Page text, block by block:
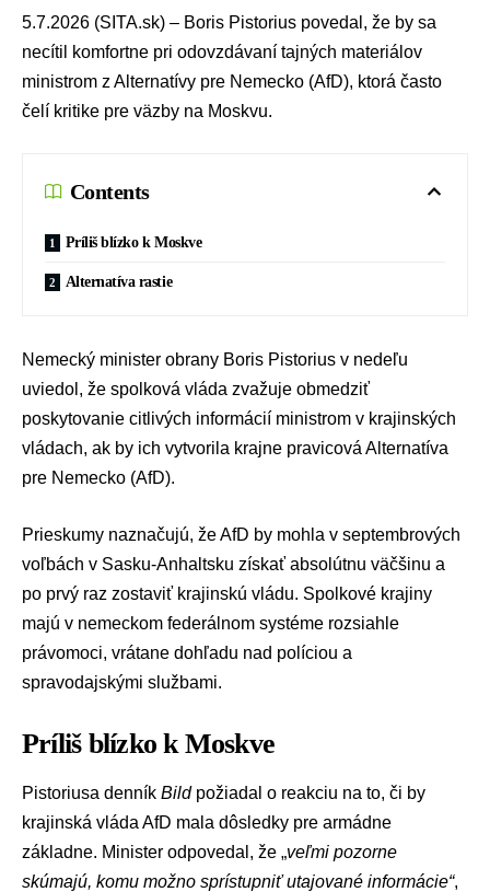
5.7.2026 (SITA.sk) – Boris Pistorius povedal, že by sa
necítil komfortne pri odovzdávaní tajných materiálov
ministrom z Alternatívy pre Nemecko (AfD), ktorá často
čelí kritike pre väzby na Moskvu.
Contents
Príliš blízko k Moskve
Alternatíva rastie
Nemecký minister obrany Boris Pistorius v nedeľu
uviedol, že spolková vláda zvažuje obmedziť
poskytovanie citlivých informácií ministrom v krajinských
vládach, ak by ich vytvorila krajne pravicová Alternatíva
pre Nemecko (AfD).
Prieskumy naznačujú, že AfD by mohla v septembrových
voľbách v Sasku‑Anhaltsku získať absolútnu väčšinu a
po prvý raz zostaviť krajinskú vládu. Spolkové krajiny
majú v nemeckom federálnom systéme rozsiahle
právomoci, vrátane dohľadu nad políciou a
spravodajskými službami.
Príliš blízko k Moskve
Pistoriusa denník Bildpožiadal o reakciu na to, či by
krajinská vláda AfD mala dôsledky pre armádne
základne. Minister odpovedal, že „veľmi pozorne
skúmajú, komu možno sprístupniť utajované informácie“,